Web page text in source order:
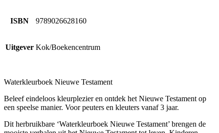
ISBN 9789026628160
Uitgever Kok/Boekencentrum
Waterkleurboek Nieuwe Testament
Beleef eindeloos kleurplezier en ontdek het Nieuwe Testament op
een speelse manier. Voor peuters en kleuters vanaf 3 jaar.
Dit herbruikbare ‘Waterkleurboek Nieuwe Testament’ brengen de